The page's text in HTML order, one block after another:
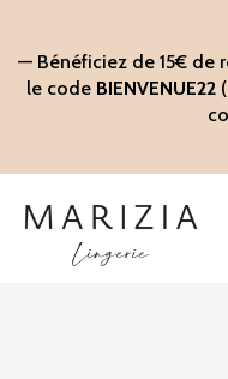
contenu
— Bénéficiez de 15€ de
le code BIENVENUE22